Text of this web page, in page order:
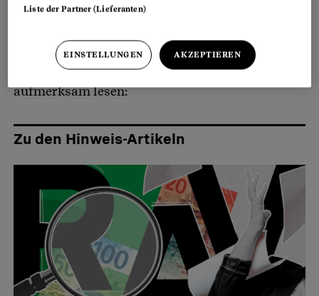
Um deine Chancen auf das grosse Geld zu
steigern, musst du nur die folgenden Artikel
aufmerksam lesen:
Zu den Hinweis-Artikeln
Liste der Partner (Lieferanten)
EINSTELLUNGEN AKZEPTIEREN